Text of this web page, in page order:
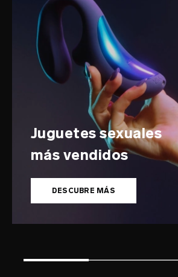
Juguetes sexuales
más vendidos
DESCUBRE MÁS